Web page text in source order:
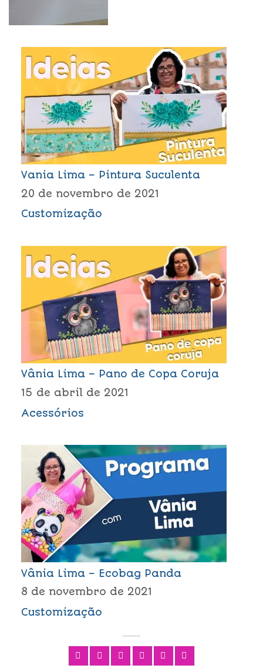
Vania Lima – Pintura Suculenta
20 de novembro de 2021
Customização
Vânia Lima – Pano de Copa Coruja
15 de abril de 2021
Acessórios
Vânia Lima – Ecobag Panda
8 de novembro de 2021
Customização